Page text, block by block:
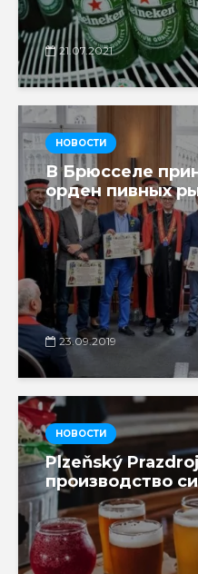
21.07.2021
НОВОСТИ
В Брюсселе
орден пивных
23.09.2019
НОВОСТИ
Plzeňský
производство